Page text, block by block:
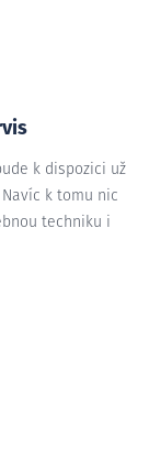
k dispozici už
k tomu nic
techniku i